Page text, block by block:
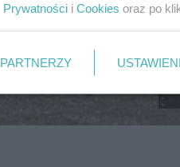
Prywatności i Cookies oraz po
PARTNERZY